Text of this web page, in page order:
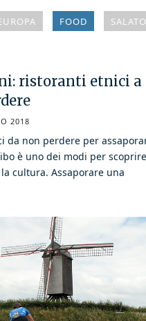
FOOD SALATO
ristoranti etnici a
2018
da non perdere per
è uno dei modi per
cultura. Assaporare una